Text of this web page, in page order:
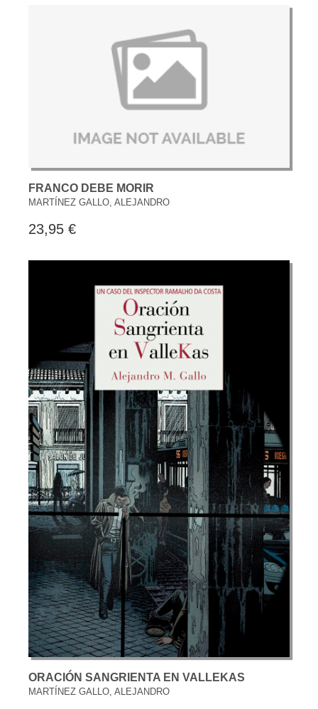
FRANCO DEBE MORIR
MARTÍNEZ GALLO, ALEJANDRO
23,95 €
ORACIÓN SANGRIENTA EN VALLEKAS
MARTÍNEZ GALLO, ALEJANDRO